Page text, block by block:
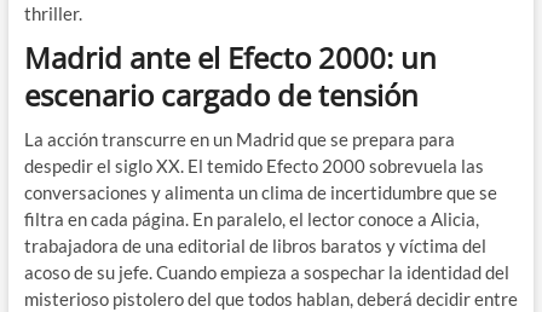
thriller.
Madrid ante el Efecto 2000: un
escenario cargado de tensión
La acción transcurre en un Madrid que se prepara para
despedir el siglo XX. El temido Efecto 2000 sobrevuela las
conversaciones y alimenta un clima de incertidumbre que se
filtra en cada página. En paralelo, el lector conoce a Alicia,
trabajadora de una editorial de libros baratos y víctima del
acoso de su jefe. Cuando empieza a sospechar la identidad del
misterioso pistolero del que todos hablan, deberá decidir entre